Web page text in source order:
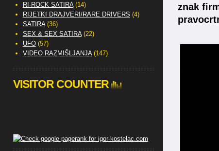
znak
RI-ROCK SATIRA(14)
RIJETKI DRAJVERI/RARE DRIVERS (4)
SATIRA(36)
SEX & SEX SATIRA(22)
UFO(57)
VIDEO RAZMIŠLJANJA(147)
VISITOR COUNTER